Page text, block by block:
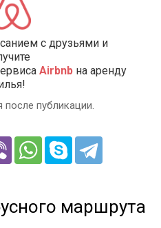
с друзьями и
Airbnbна аренду
после публикации.
маршрута